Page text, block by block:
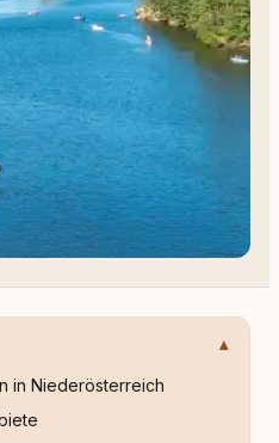
in Niederösterreich